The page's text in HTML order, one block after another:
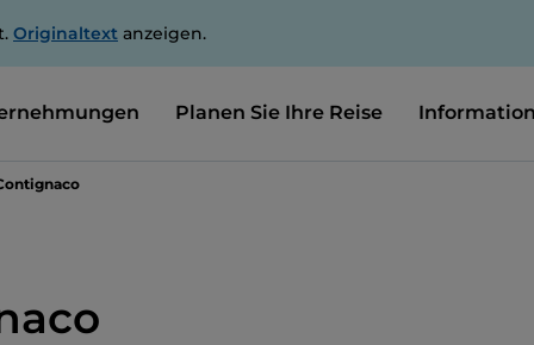
Originaltext anzeigen.
Planen Sie Ihre Reise